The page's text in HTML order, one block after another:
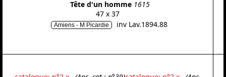
Tête d'un homme 1615
47 x 37
Amiens - M Picardie inv Lav.1894.88